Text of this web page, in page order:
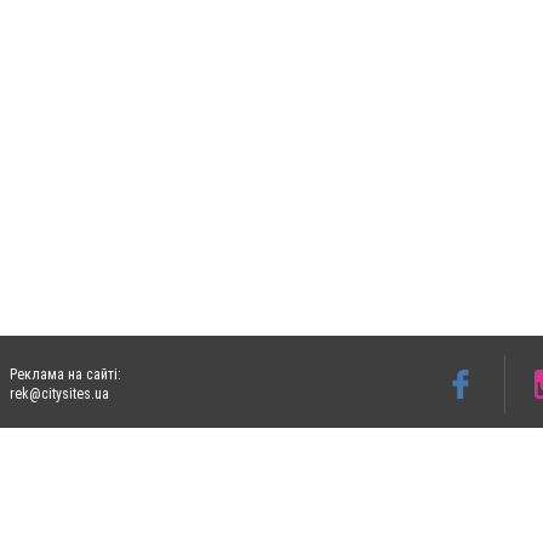
Реклама на сайті:
rek@citysites.ua